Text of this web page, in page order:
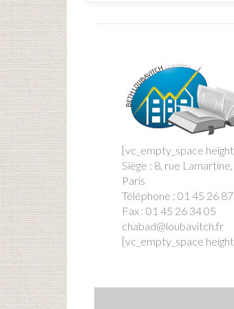
[vc_empty_space
Siège : 8, rue
Paris
Téléphone : 01 45 26
Fax : 01 45 26 34 05
chabad@loubavitch.fr
[vc_empty_space